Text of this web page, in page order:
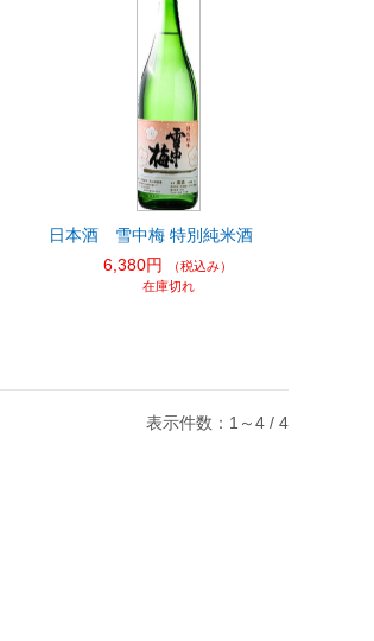
日本酒 雪中梅 特別純米酒
6,380円
（税込み）
在庫切れ
表示件数：1～4 / 4